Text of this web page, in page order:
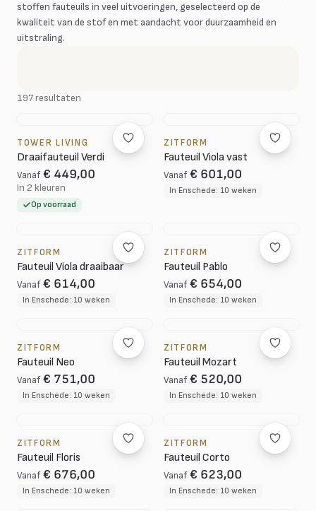
stoffen fauteuils in veel uitvoeringen, geselecteerd op de
kwaliteit van de stof en met aandacht voor duurzaamheid en
uitstraling.
197 resultaten
TOWER LIVING
Draaifauteuil Verdi
Vanaf € 449,00
In 2 kleuren
Op voorraad
ZITFORM
Fauteuil Viola vast
Vanaf € 601,00
In Enschede: 10 weken
ZITFORM
Fauteuil Viola draaibaar
Vanaf € 614,00
In Enschede: 10 weken
ZITFORM
Fauteuil Pablo
Vanaf € 654,00
In Enschede: 10 weken
ZITFORM
Fauteuil Neo
Vanaf € 751,00
In Enschede: 10 weken
ZITFORM
Fauteuil Mozart
Vanaf € 520,00
In Enschede: 10 weken
ZITFORM
Fauteuil Floris
Vanaf € 676,00
In Enschede: 10 weken
ZITFORM
Fauteuil Corto
Vanaf € 623,00
In Enschede: 10 weken